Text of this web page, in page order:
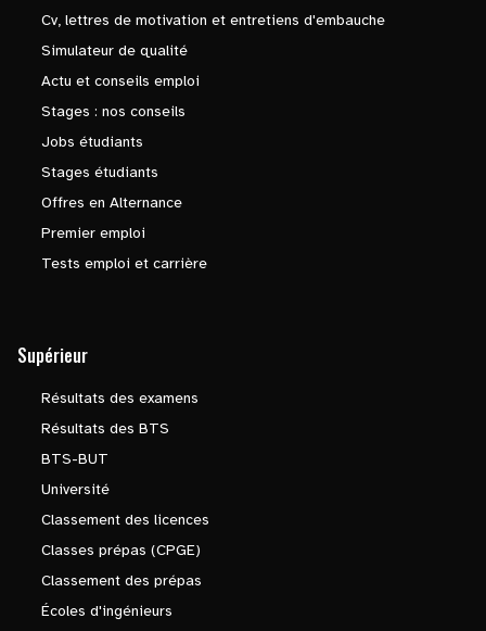
Cv, lettres de motivation et entretiens d'embauche
Simulateur de qualité
Actu et conseils emploi
Stages : nos conseils
Jobs étudiants
Stages étudiants
Offres en Alternance
Premier emploi
Tests emploi et carrière
Supérieur
Résultats des examens
Résultats des BTS
BTS-BUT
Université
Classement des licences
Classes prépas (CPGE)
Classement des prépas
Écoles d'ingénieurs